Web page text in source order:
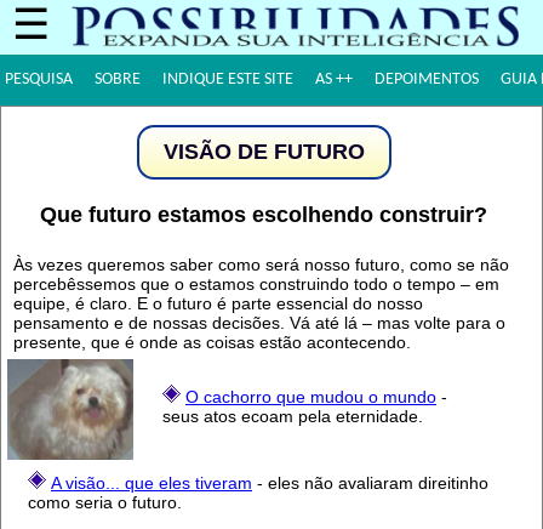
☰
PESQUISA SOBRE INDIQUE ESTE SITE AS ++ DEPOIMENTOS GUIA
VISÃO DE FUTURO
Que futuro estamos escolhendo construir?
Às vezes queremos saber como será nosso futuro, como se não
percebêssemos que o estamos construindo todo o tempo – em
equipe, é claro. E o futuro é parte essencial do nosso
pensamento e de nossas decisões. Vá até lá – mas volte para o
presente, que é onde as coisas estão acontecendo.
O cachorro que mudou o mundo -
seus atos ecoam pela eternidade.
A visão... que eles tiveram - eles não avaliaram direitinho
como seria o futuro.